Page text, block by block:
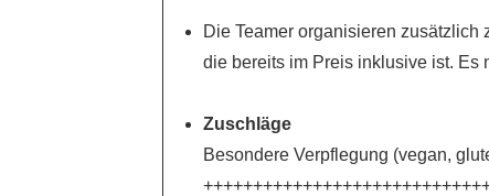
Die Teamer organisieren zusätzlich
die bereits im Preis inklusive ist. Es
Zuschläge
Besondere Verpflegung (vegan,